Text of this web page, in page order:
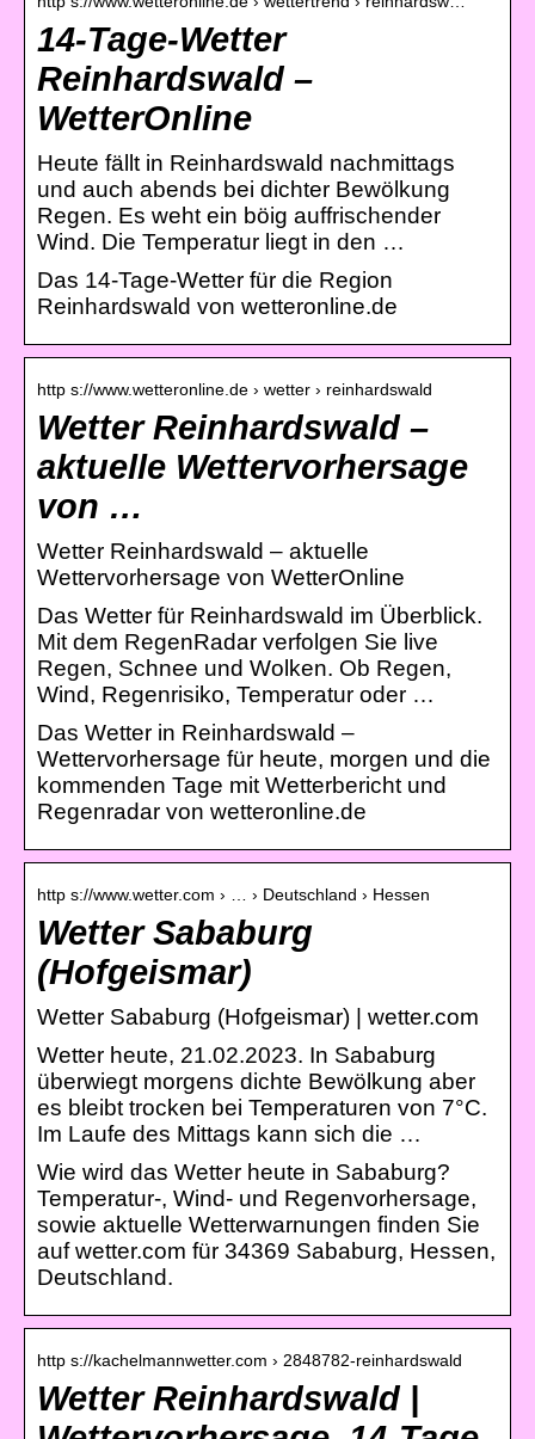
14-Tage-Wetter
Reinhardswald –
WetterOnline
Heute fällt in Reinhardswald nachmittags
und auch abends bei dichter Bewölkung
Regen. Es weht ein böig auffrischender
Wind. Die Temperatur liegt in den …
Das 14-Tage-Wetter für die Region
Reinhardswald von wetteronline.de
http s://www.wetteronline.de › wetter › reinhardswald
Wetter Reinhardswald –
aktuelle Wettervorhersage
von …
Wetter Reinhardswald – aktuelle
Wettervorhersage von WetterOnline
Das Wetter für Reinhardswald im Überblick.
Mit dem RegenRadar verfolgen Sie live
Regen, Schnee und Wolken. Ob Regen,
Wind, Regenrisiko, Temperatur oder …
Das Wetter in Reinhardswald –
Wettervorhersage für heute, morgen und die
kommenden Tage mit Wetterbericht und
Regenradar von wetteronline.de
http s://www.wetter.com › … › Deutschland › Hessen
Wetter Sababurg
(Hofgeismar)
Wetter Sababurg (Hofgeismar) | wetter.com
Wetter heute, 21.02.2023. In Sababurg
überwiegt morgens dichte Bewölkung aber
es bleibt trocken bei Temperaturen von 7°C.
Im Laufe des Mittags kann sich die …
Wie wird das Wetter heute in Sababurg?
Temperatur-, Wind- und Regenvorhersage,
sowie aktuelle Wetterwarnungen finden Sie
auf wetter.com für 34369 Sababurg, Hessen,
Deutschland.
http s://kachelmannwetter.com › 2848782-reinhardswald
Wetter Reinhardswald |